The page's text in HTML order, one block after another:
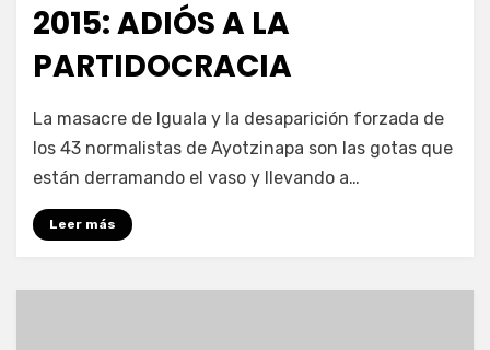
2015: ADIÓS A LA
PARTIDOCRACIA
La masacre de Iguala y la desaparición forzada de
los 43 normalistas de Ayotzinapa son las gotas que
están derramando el vaso y llevando a…
Leer más